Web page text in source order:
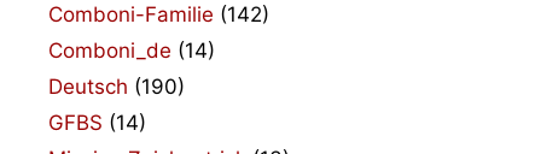
Comboni-Familie (142)
Comboni_de (14)
Deutsch (190)
GFBS (14)